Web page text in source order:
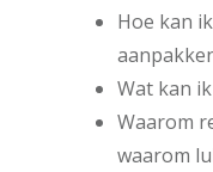
Hoe kan
Wat kan
Waarom
waarom